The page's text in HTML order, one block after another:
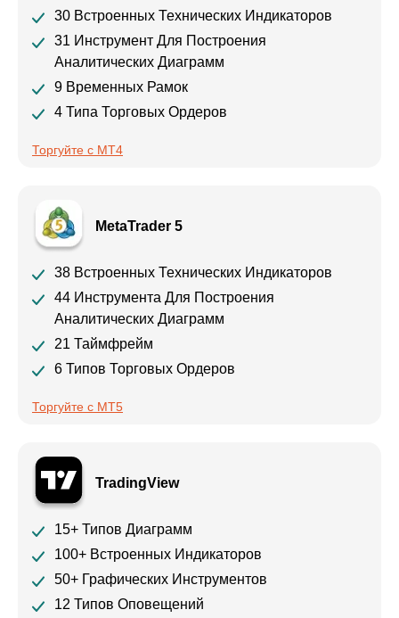
30 Встроенных Технических Индикаторов
31 Инструмент Для Построения
Аналитических Диаграмм
9 Временных Рамок
4 Типа Торговых Ордеров
Торгуйте с MT4
MetaTrader 5
38 Встроенных Технических Индикаторов
44 Инструмента Для Построения
Аналитических Диаграмм
21 Таймфрейм
6 Типов Торговых Ордеров
Торгуйте с MT5
TradingView
15+ Типов Диаграмм
100+ Встроенных Индикаторов
50+ Графических Инструментов
12 Типов Оповещений